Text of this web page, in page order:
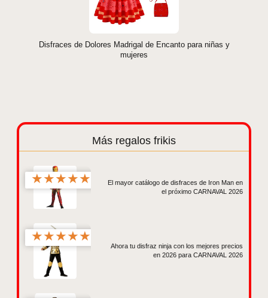
Disfraces de Dolores Madrigal de Encanto para niñas y
mujeres
Más regalos frikis
★★★★★
El mayor catálogo de disfraces de Iron Man en
el próximo CARNAVAL 2026
★★★★★
Ahora tu disfraz ninja con los mejores precios
en 2026 para CARNAVAL 2026